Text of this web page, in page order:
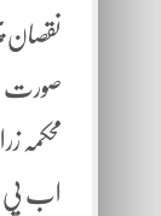
نقصان
صورت
محکمہ
اب پی